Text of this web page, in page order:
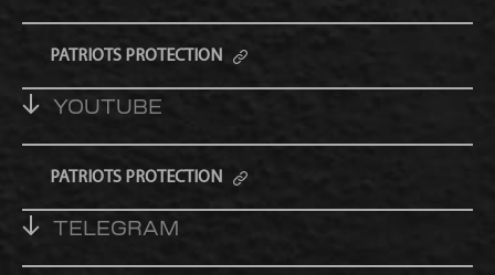
PATRIOTS PROTECTION
YOUTUBE
PATRIOTS PROTECTION
TELEGRAM